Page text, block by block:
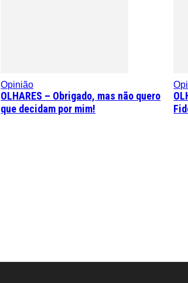
Opinião
OLHARES – Obrigado, mas não quero
que decidam por mim!